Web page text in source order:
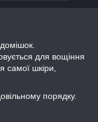
для вощіння
самої шкіри,
порядку.